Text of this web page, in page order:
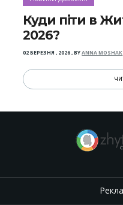
Куди піти в
2026?
02 БЕРЕЗНЯ , 2026,BYANNA MOSHAK